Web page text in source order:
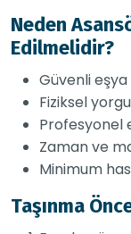
Neden
Edilmelidir?
Güvenli
Fiziksel
Profesyonel
Zaman ve
Minimum
Taşınma